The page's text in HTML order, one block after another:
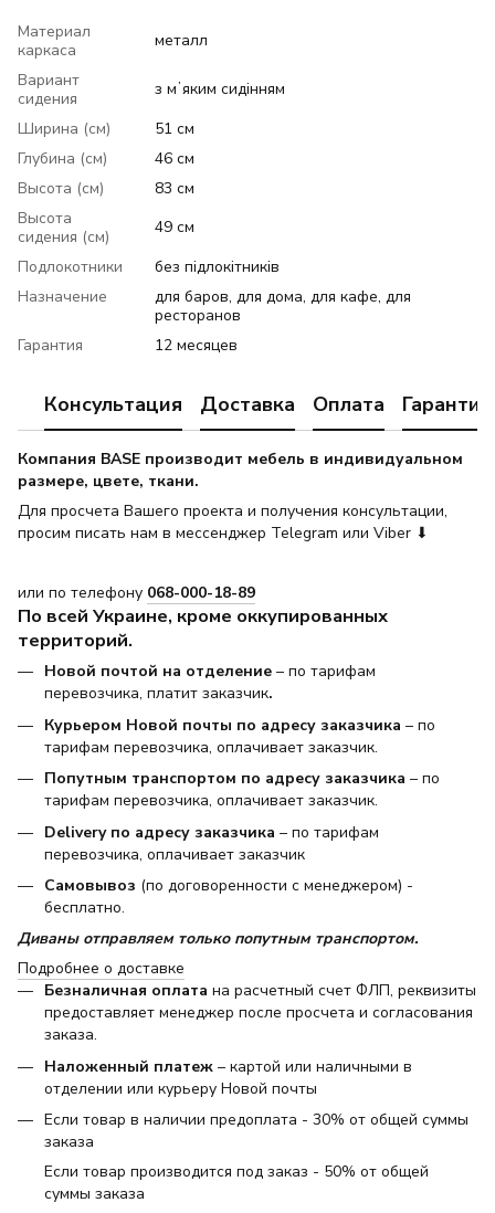
Материал
каркаса
металл
Вариант
сидения
з мʼяким сидінням
Ширина (см)
51 см
Глубина (см)
46 см
Высота (см)
83 см
Высота
сидения (см)
49 см
Подлокотники
без підлокітників
Назначение
для баров, для дома, для кафе, для
ресторанов
Гарантия
12 месяцев
Консультация Доставка Оплата Гарантия
Компания BASE производит мебель в индивидуальном
размере, цвете, ткани.
Для просчета Вашего проекта и получения консультации,
просим писать нам в мессенджер Telegram или Viber ⬇
или по телефону 068-000-18-89
По всей Украине, кроме оккупированных
территорий.
Новой почтой на отделение – по тарифам
перевозчика, платит заказчик.
Курьером Новой почты по адресу заказчика – по
тарифам перевозчика, оплачивает заказчик.
Попутным транспортом по адресу заказчика – по
тарифам перевозчика, оплачивает заказчик.
Delivery по адресу заказчика – по тарифам
перевозчика, оплачивает заказчик
Самовывоз (по договоренности с менеджером) -
бесплатно.
Диваны отправляем только попутным транспортом.
Подробнее о доставке
Безналичная оплата на расчетный счет ФЛП, реквизиты
предоставляет менеджер после просчета и согласования
заказа.
Наложенный платеж – картой или наличными в
отделении или курьеру Новой почты
Если товар в наличии предоплата - 30% от общей суммы
заказа
Если товар производится под заказ - 50% от общей
суммы заказа